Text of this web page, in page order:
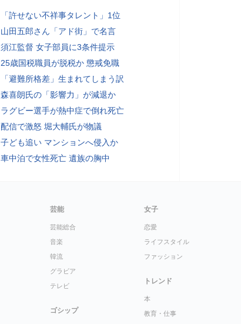
「許せない不祥事タレント」1位
山田五郎さん「アド街」で名言
須江監督 女子部員に3条件提示
25歳国税職員が脱税か 懲戒免職
「避難所格差」生まれてしまう訳
森喜朗氏の「影響力」が減退か
ラグビー選手が熱中症で倒れ死亡
配信で激怒 堀大輔氏が物議
子ども追い マンションへ侵入か
車中泊で女性死亡 遺族の胸中
芸能
芸能総合
音楽
韓流
グラビア
テレビ
ゴシップ
女子
恋愛
ライフスタイル
ファッション
トレンド
本
教育・仕事